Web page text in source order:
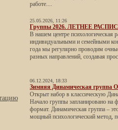
работе....
25.05.2026, 11:26
Группы 2026. ЛЕТНЕЕ
В нашем центре психологическая
индивидуальными и семейными
года мы регулярно проводим
разных направлений, создавая
06.12.2024, 18:33
Зимняя Динамическая группа
Открыт набор в классическую
Начало группы запланировано
формат. Динамическая группа –
мощный психологический метод,